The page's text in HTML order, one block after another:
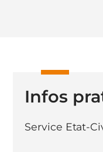
Infos
Service Etat-